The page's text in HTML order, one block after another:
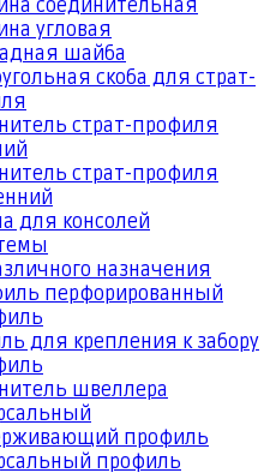
соединительная
угловая
шайба
скоба для страт-
страт-профиля
страт-профиля
для консолей
назначения
перфорированный
для крепления к забору
швеллера
профиль
профиль